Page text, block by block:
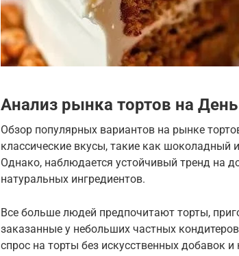
Анализ рынка тортов на
Обзор популярных вариантов на рынке
классические вкусы, такие как
Однако, наблюдается устойчивый тренд на
натуральных ингредиентов.
Все больше людей предпочитают торты,
заказанные у небольших частных
спрос на торты без искусственных добавок и